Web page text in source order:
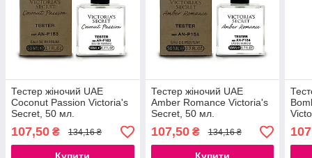
Тестер жіночий UAE
Coconut Passion Victoria's
Secret, 50 мл.
107,50 ₴ 134,16 ₴
Тестер жіночий UAE
Amber Romance Victoria's
Secret, 50 мл.
107,50₴ 134,16 ₴